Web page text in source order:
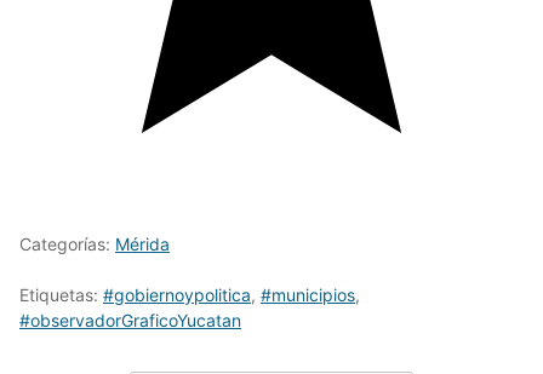
Categorías: Mérida
Etiquetas: #gobiernoypolitica, #municipios,
#observadorGraficoYucatan